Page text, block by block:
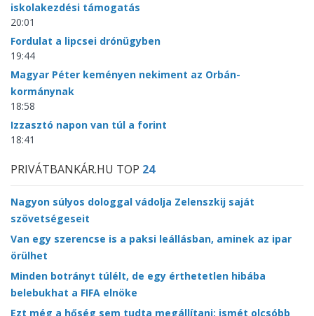
iskolakezdési támogatás
20:01
Fordulat a lipcsei drónügyben
19:44
Magyar Péter keményen nekiment az Orbán-
kormánynak
18:58
Izzasztó napon van túl a forint
18:41
PRIVÁTBANKÁR.HU TOP 24
Nagyon súlyos dologgal vádolja Zelenszkij saját
szövetségeseit
Van egy szerencse is a paksi leállásban, aminek az ipar
örülhet
Minden botrányt túlélt, de egy érthetetlen hibába
belebukhat a FIFA elnöke
Ezt még a hőség sem tudta megállítani: ismét olcsóbb